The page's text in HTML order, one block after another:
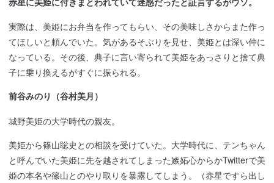
実際は、美姫にお弁当を作ってもらい、その美味しさからまた作っ
てほしいと頼んでいた。気があるそぶりを見せ、美姫とは深い仲に
なっている。その後、典子に言い寄られて美姫をあっさりと捨て典
子に乗り換えるがすぐに振られる。
前谷みのり（谷村美月）
城野美姫の大学時代の親友。
美姫から篠山聡史との相談を受けていた。大学時代に、テンちゃん
と呼んでいた美姫に先を越されてしまった嫉妬心からかTwitterで美
姫の本名や篠山とのやり取りを暴露してしまう。（赤星ですら出し